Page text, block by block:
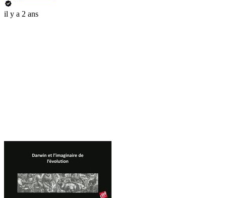
il y a 2 ans